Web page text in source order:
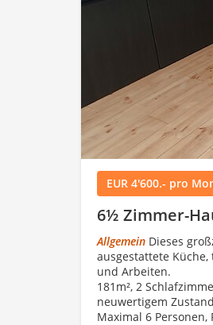
EUR 4'600.- pro
6½ Zimmer-
Allgemein Dieses
ausgestattete
und Arbeiten.
181m², 2
neuwertigem Zustand
Maximal 6